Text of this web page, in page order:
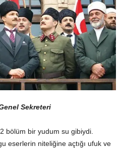
Sekreteri
bölüm bir yudum su gibiydi.
eserlerin niteliğine açtığı ufuk ve